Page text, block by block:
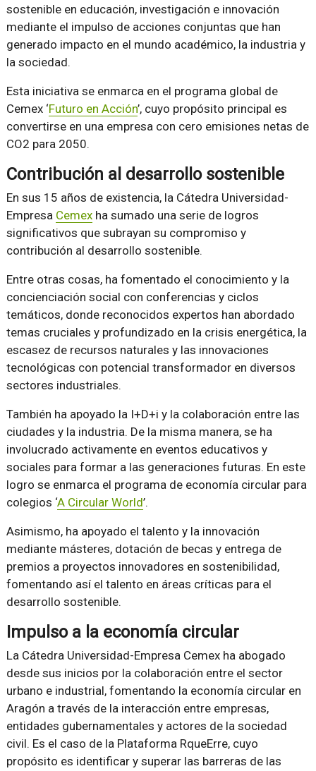
sostenible en educación, investigación e innovación
mediante el impulso de acciones conjuntas que han
generado impacto en el mundo académico, la industria y
la sociedad.
Esta iniciativa se enmarca en el programa global de
Cemex ‘Futuro en Acción’, cuyo propósito principal es
convertirse en una empresa con cero emisiones netas de
CO2 para 2050.
Contribución al desarrollo sostenible
En sus 15 años de existencia, la Cátedra Universidad-
Empresa Cemexha sumado una serie de logros
significativos que subrayan su compromiso y
contribución al desarrollo sostenible.
Entre otras cosas, ha fomentado el conocimiento y la
concienciación social con conferencias y ciclos
temáticos, donde reconocidos expertos han abordado
temas cruciales y profundizado en la crisis energética, la
escasez de recursos naturales y las innovaciones
tecnológicas con potencial transformador en diversos
sectores industriales.
También ha apoyado la I+D+i y la colaboración entre las
ciudades y la industria. De la misma manera, se ha
involucrado activamente en eventos educativos y
sociales para formar a las generaciones futuras. En este
logro se enmarca el programa de economía circular para
colegios ‘A Circular World’.
Asimismo, ha apoyado el talento y la innovación
mediante másteres, dotación de becas y entrega de
premios a proyectos innovadores en sostenibilidad,
fomentando así el talento en áreas críticas para el
desarrollo sostenible.
Impulso a la economía circular
La Cátedra Universidad-Empresa Cemex ha abogado
desde sus inicios por la colaboración entre el sector
urbano e industrial, fomentando la economía circular en
Aragón a través de la interacción entre empresas,
entidades gubernamentales y actores de la sociedad
civil. Es el caso de la Plataforma RqueErre, cuyo
propósito es identificar y superar las barreras de las